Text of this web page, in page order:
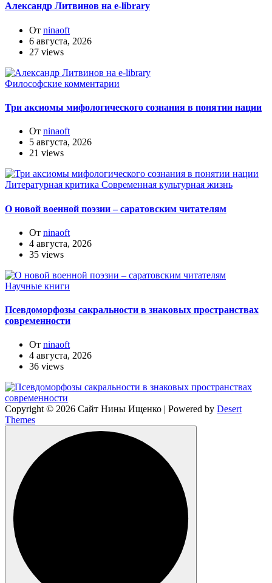
Александр Литвинов на e-library
От ninaoft
6 августа, 2026
27 views
Философские комментарии
Три аксиомы мифологического сознания в понятии нации
От ninaoft
5 августа, 2026
21 views
Литературная критика Современная культурная жизнь
О новой военной поэзии – саратовским читателям
От ninaoft
4 августа, 2026
35 views
Научные книги
Псевдоморфозы сакральности в знаковых пространствах
современности
От ninaoft
4 августа, 2026
36 views
Copyright © 2026 Сайт Нины Ищенко | Powered by Desert
Themes